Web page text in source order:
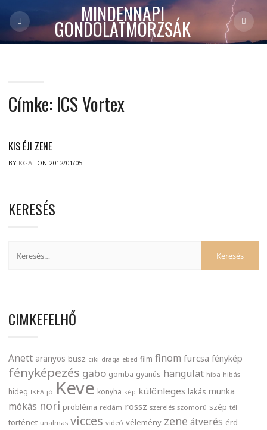
MINDENNAPI
GONDOLATMORZSÁK
Címke: ICS Vortex
KIS ÉJI ZENE
BY KGA ON 2012/01/05
KERESÉS
CIMKEFELHŐ
Anett aranyos busz ciki drága ebéd film finom furcsa fénykép
fényképezés gabo gomba gyanús hangulat hiba hibás
hideg IKEA jó Keve konyha kép különleges lakás munka
mókás nori probléma reklám rossz szerelés szomorú szép tél
történet unalmas vicces videó vélemény zene átverés érd